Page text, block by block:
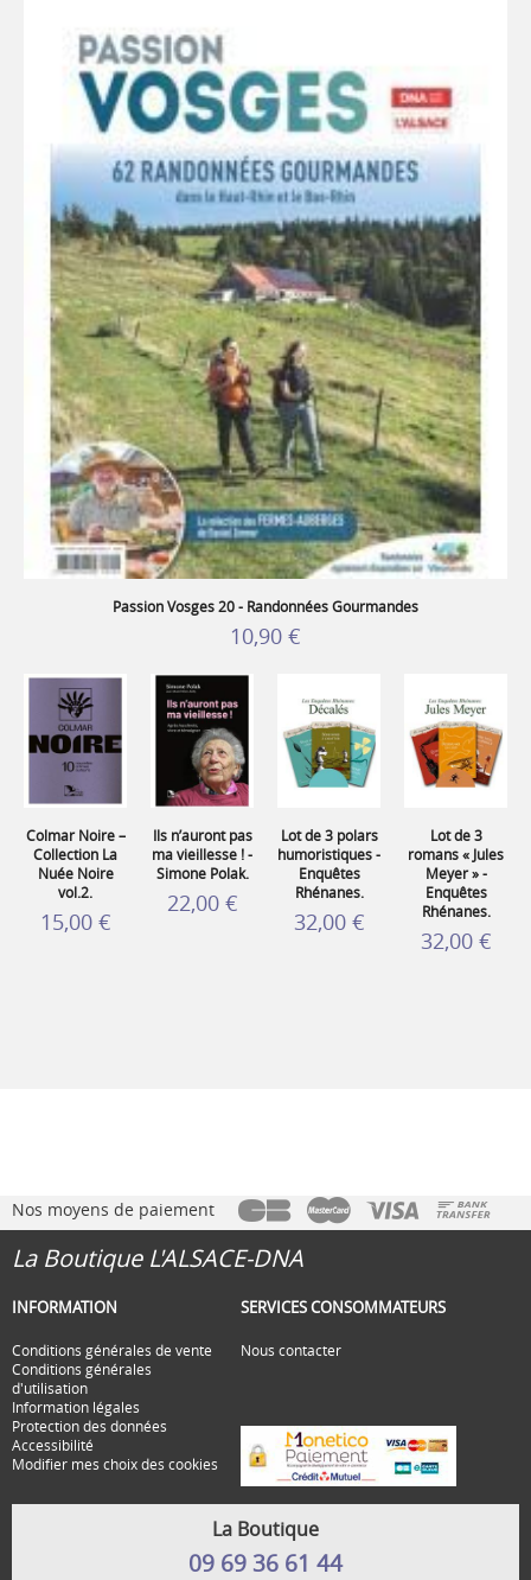
Passion Vosges 20 - Randonnées Gourmandes
10,90 €
Colmar Noire –
Collection La
Nuée Noire
vol.2.
15,00 €
Ils n’auront pas
ma vieillesse ! -
Simone Polak.
22,00 €
Lot de 3 polars
humoristiques -
Enquêtes
Rhénanes.
32,00 €
Lot de 3
romans « Jules
Meyer » -
Enquêtes
Rhénanes.
32,00 €
Nos moyens de paiement
La Boutique L'ALSACE-DNA
INFORMATION
Conditions générales de vente
Conditions générales
d'utilisation
Information légales
Protection des données
Accessibilité
Modifier mes choix des cookies
SERVICES CONSOMMATEURS
Nous contacter
La Boutique
09 69 36 61 44